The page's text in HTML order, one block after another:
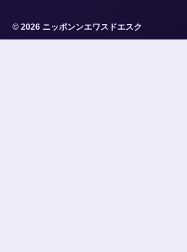
© 2026 ニッポンンエワスドエスク